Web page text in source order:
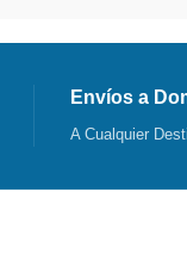
Envíos a
A Cualquier